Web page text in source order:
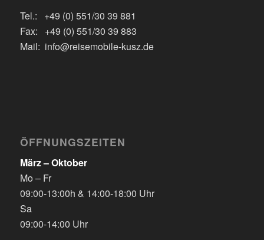
Tel.: +49 (0) 551/30 39 881
Fax: +49 (0) 551/30 39 883
Mail: info@reisemobile-kusz.de
ÖFFNUNGSZEITEN
März – Oktober
Mo – Fr
09:00-13:00h & 14:00-18:00 Uhr
Sa
09:00-14:00 Uhr